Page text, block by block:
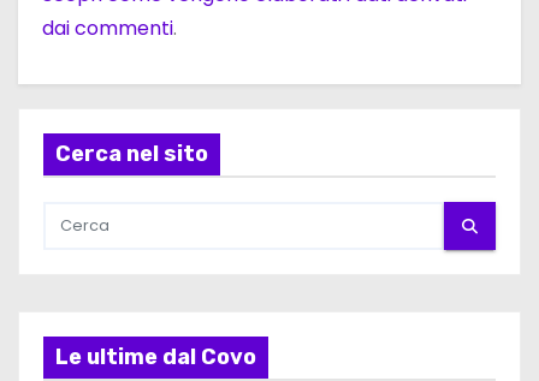
dai commenti.
Cerca nel sito
Le ultime dal Covo